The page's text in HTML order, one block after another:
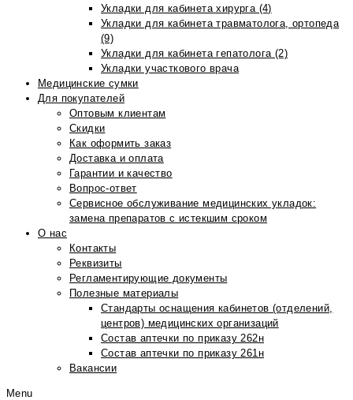
Укладки для кабинета хирурга (4)
Укладки для кабинета травматолога, ортопеда
(9)
Укладки для кабинета гепатолога (2)
Укладки участкового врача
Медицинские сумки
Для покупателей
Оптовым клиентам
Скидки
Как оформить заказ
Доставка и оплата
Гарантии и качество
Вопрос-ответ
Сервисное обслуживание медицинских укладок:
замена препаратов с истекшим сроком
О нас
Контакты
Реквизиты
Регламентирующие документы
Полезные материалы
Стандарты оснащения кабинетов (отделений,
центров) медицинских организаций
Состав аптечки по приказу 262н
Состав аптечки по приказу 261н
Вакансии
Menu